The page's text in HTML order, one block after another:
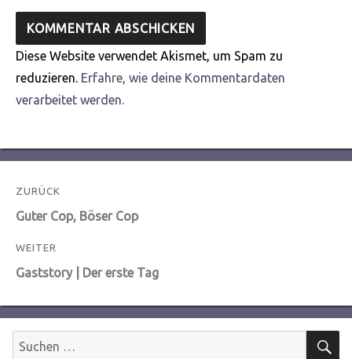
Diese Website verwendet Akismet, um Spam zu
reduzieren. Erfahre, wie deine Kommentardaten
verarbeitet werden.
Beitragsnavigation
ZURÜCK
Vorheriger
Guter Cop, Böser Cop
WEITER
Nächster
Gaststory | Der erste Tag
Suchen